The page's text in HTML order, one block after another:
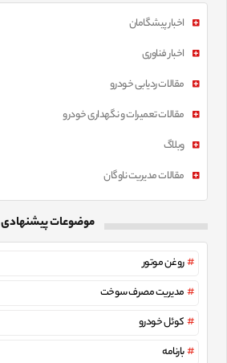
اخبار پیشگامان
اخبار فناوری
مقالات ردیابی خودرو
مقالات تعمیرات و نگهداری خودرو
وبلاگ
مقالات مدیریت ناوگان
موضوعات پیشنهادی
روغن موتور
مدیریت مصرف سوخت
کوئل خودرو
بارنامه